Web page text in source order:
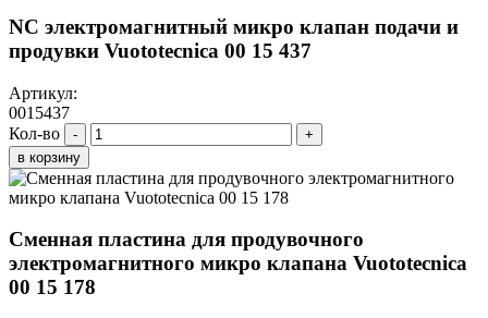
NC электромагнитный микро клапан подачи и
продувки Vuototecnica 00 15 437
Артикул:
0015437
Кол-во
-
+
в корзину
Сменная пластина для продувочного
электромагнитного микро клапана Vuototecnica
00 15 178